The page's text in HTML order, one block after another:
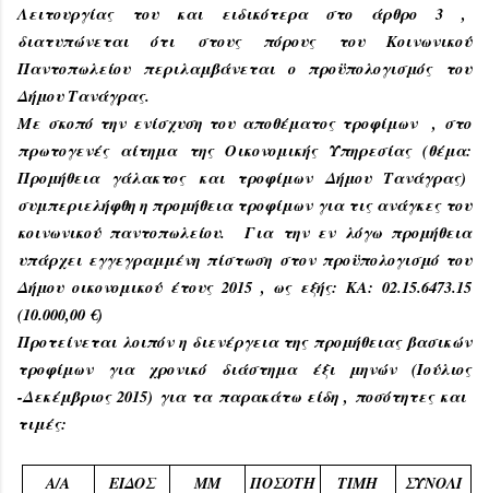
Λειτουργίας του και ειδικότερα στο άρθρο 3 ,
διατυπώνεται ότι στους πόρους του Κοινωνικού
Παντοπωλείου περιλαμβάνεται ο προϋπολογισμός του
Δήμου Τανάγρας.
Με σκοπό την ενίσχυση του αποθέματος τροφίμων , στο
πρωτογενές αίτημα της Οικονομικής Υπηρεσίας (θέμα:
Προμήθεια γάλακτος και τροφίμων Δήμου Τανάγρας)
συμπεριελήφθη η προμήθεια τροφίμων για τις ανάγκες του
κοινωνικού παντοπωλείου. Για την εν λόγω προμήθεια
υπάρχει εγγεγραμμένη πίστωση στον προϋπολογισμό του
Δήμου οικονομικού έτους 2015 , ως εξής: ΚΑ: 02.15.6473.15
(10.000,00 €)
Προτείνεται λοιπόν η διενέργεια της προμήθειας βασικών
τροφίμων για χρονικό διάστημα έξι μηνών (Ιούλιος
-Δεκέμβριος 2015) για τα παρακάτω είδη , ποσότητες και
τιμές:
Α/Α ΕΙΔΟΣ ΜΜ
ΠΟΣΟΤΗ
ΤΙΜΗ
ΣΥΝΟΛΙ